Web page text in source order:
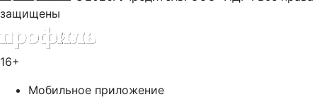
защищены
16+
Мобильное приложение